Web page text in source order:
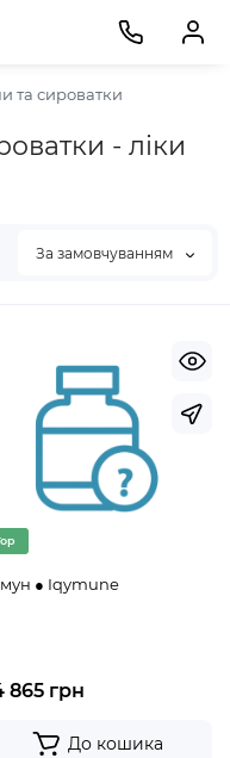
та сироватки
- ліки
За замовчуванням
● Iqymune
865 грн
До кошика